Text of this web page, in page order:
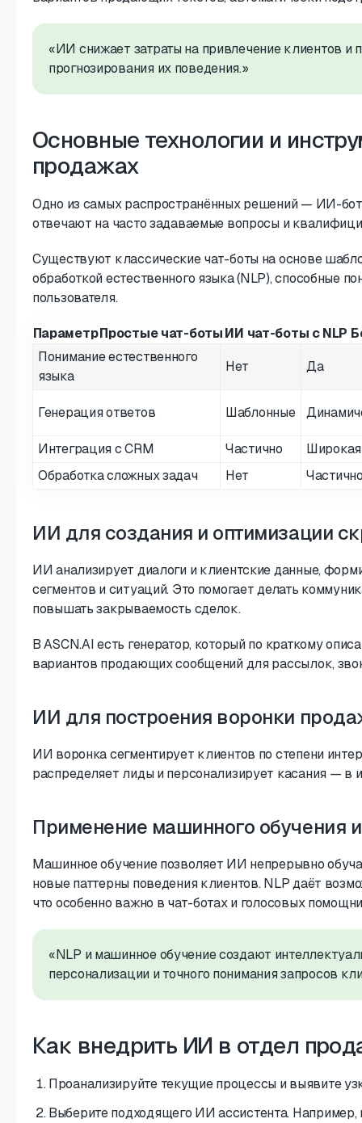
«ИИ снижает затраты на привлечение клиентов и
прогнозирования их поведения.»
Основные технологии и
продажах
Одно из самых распространённых решений — ИИ-
отвечают на часто задаваемые вопросы и
Существуют классические чат-боты на основе
обработкой естественного языка (NLP), способные
пользователя.
ПараметрПростые чат-ботыИИ чат-боты с NLP
Понимание естественного
языка
Нет Да
Генерация ответов Шаблонные
Интеграция с CRM Частично
Широкая
Обработка сложных задач
Нет
ИИ для создания и оптимизации
ИИ анализирует диалоги и клиентские данные,
сегментов и ситуаций. Это помогает делать
повышать закрываемость сделок.
В ASCN.AI есть генератор, который по краткому
вариантов продающих сообщений для рассылок,
ИИ для построения воронки
ИИ воронка сегментирует клиентов по степени
распределяет лиды и персонализирует касания — в
Применение машинного обучения
Машинное обучение позволяет ИИ непрерывно
новые паттерны поведения клиентов. NLP даёт
что особенно важно в чат-ботах и голосовых
«NLP и машинное обучение создают
персонализации и точного понимания запросов
Как внедрить ИИ в отдел
Проанализируйте текущие процессы и выявите
Выберите подходящего ИИ ассистента.